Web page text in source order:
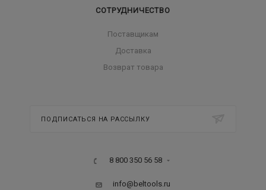
СОТРУДНИЧЕСТВО
Поставщикам
Доставка
Возврат товара
ПОДПИСАТЬСЯ НА РАССЫЛКУ
8 800 350 56 58
info@beltools.ru